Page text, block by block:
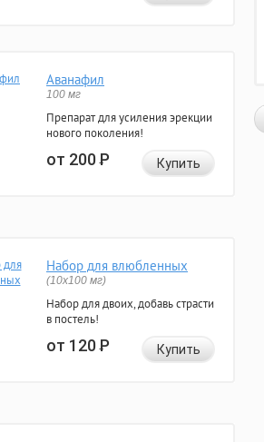
Аванафил
100 мг
Препарат для усиления эрекции
нового поколения!
от 200Р Купить
Набор для влюбленных
(10х100 мг)
Набор для двоих, добавь страсти
в постель!
от 120Р Купить